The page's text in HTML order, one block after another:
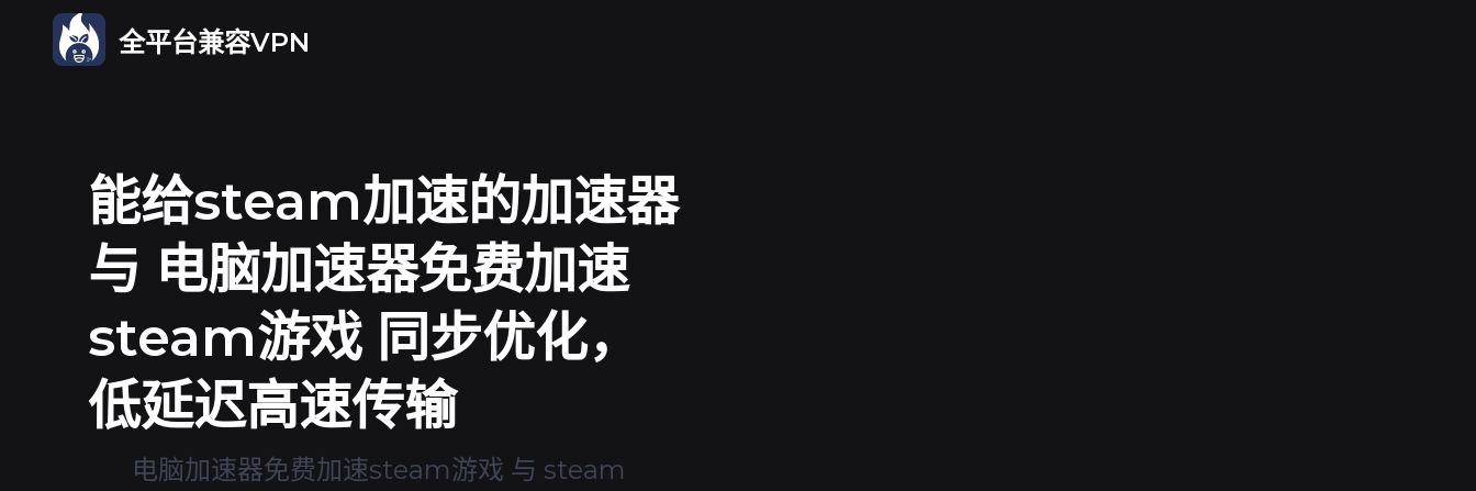
全平台兼容VPN
能给steam加速的加速器
与 电脑加速器免费加速
steam游戏 同步优化，
低延迟高速传输
电脑加速器免费加速steam游戏 与 steam